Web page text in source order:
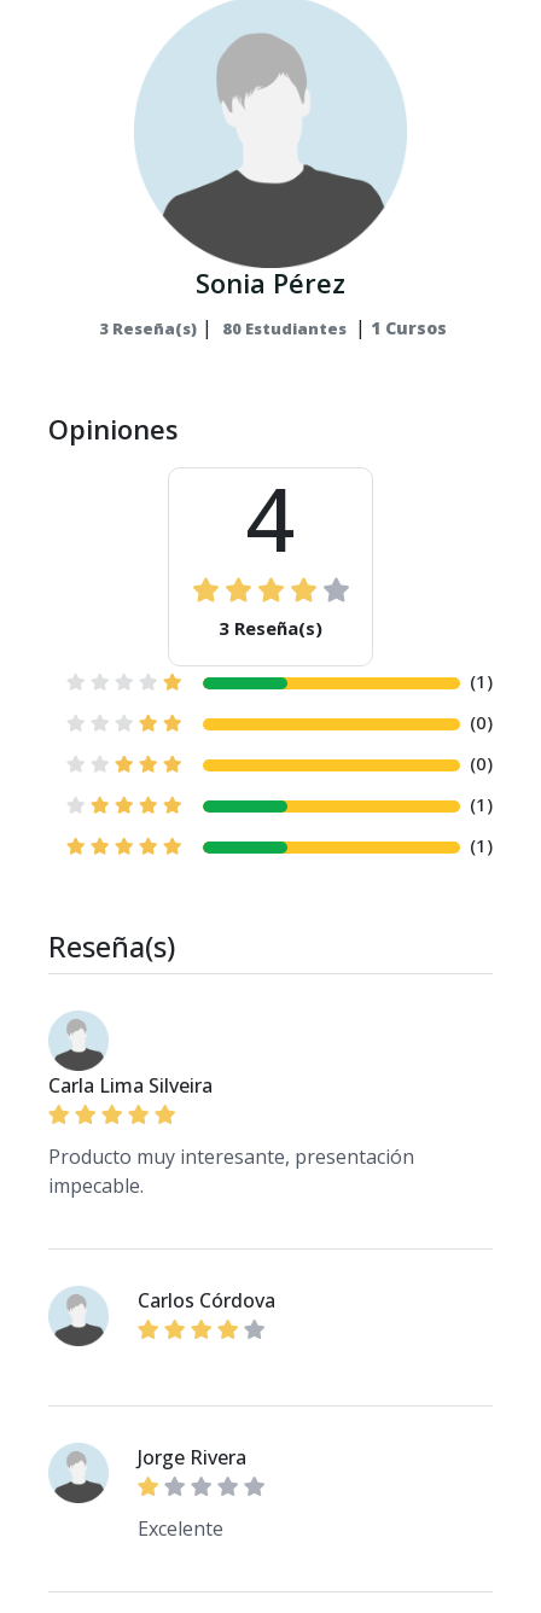
Sonia Pérez
3 Reseña(s) | 80 Estudiantes | 1 Cursos
Opiniones
4
3 Reseña(s)
(1)
(0)
(0)
(1)
(1)
Reseña(s)
Carla Lima Silveira
Producto muy interesante, presentación
impecable.
Carlos Córdova
Jorge Rivera
Excelente